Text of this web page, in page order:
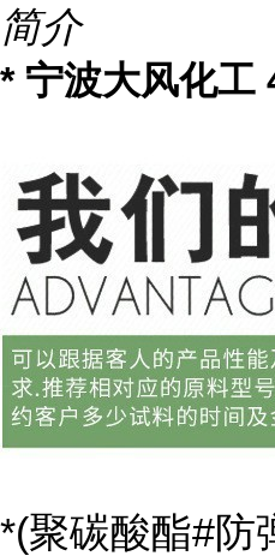
简介
* 宁波大风化工
*(聚碳酸酯#防